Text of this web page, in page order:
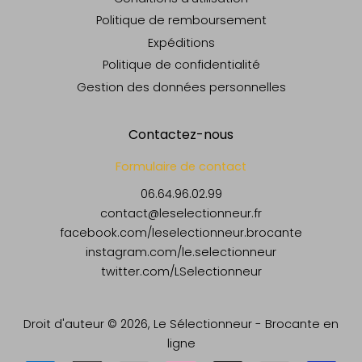
Politique de remboursement
Expéditions
Politique de confidentialité
Gestion des données personnelles
Contactez-nous
Formulaire de contact
06.64.96.02.99
contact@leselectionneur.fr
facebook.com/leselectionneur.brocante
instagram.com/le.selectionneur
twitter.com/LSelectionneur
Droit d'auteur © 2026, Le Sélectionneur - Brocante en
ligne